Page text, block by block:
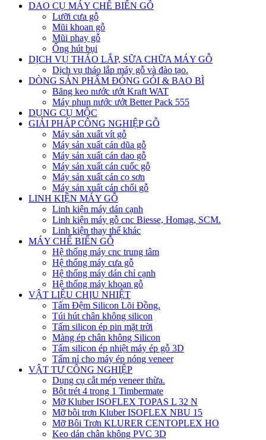
DAO CỤ MÁY CHẾ BIẾN GỖ
Lưỡi cưa gỗ
Mũi khoan gỗ
Mũi phay gỗ
Ống hút bụi
DỊCH VỤ THÁO LẮP, SỮA CHỮA MÁY GỖ
Dịch vụ tháo lắp máy gỗ và đào tạo.
DÒNG SẢN PHẨM ĐÓNG GÓI & BAO BÌ
Băng keo nước ướt Kraft WAT
Máy phun nước ướt Better Pack 555
DỤNG CỤ MỘC
GIẢI PHÁP CÔNG NGHIỆP GỖ
Máy sản xuất vít gỗ
Máy sản xuất cán dũa gỗ
Máy sản xuất cán dao gỗ
Máy sản xuất cán cuốc gỗ
Máy sản xuất cán cọ sơn
Máy sản xuất cán chổi gỗ
LINH KIỆN MÁY GỖ
Linh kiện máy dán cạnh
Linh kiện máy gỗ cnc Biesse, Homag, SCM.
Linh kiện thay thế khác
MÁY CHẾ BIẾN GỖ
Hệ thống máy cnc trung tâm
Hệ thống máy cưa gỗ
Hệ thống máy dán chỉ cạnh
Hệ thống máy khoan gỗ
VẬT LIỆU CHỊU NHIỆT
Tấm Đệm Silicon Lõi Đồng.
Túi hút chân không silicon
Tấm silicon ép pin mặt trời
Màng ép chân không Silicon
Tấm silicon ép nhiệt máy ép gỗ 3D
Tấm nỉ cho máy ép nóng veneer
VẬT TƯ CÔNG NGHIỆP
Dụng cụ cắt mép veneer thừa.
Bột trét 4 trong 1 Timbermate
Mỡ Kluber ISOFLEX TOPAS L 32 N
Mỡ bôi trơn Kluber ISOFLEX NBU 15
Mỡ Bôi Trơn KLURER CENTOPLEX HO
Keo dán chân không PVC 3D